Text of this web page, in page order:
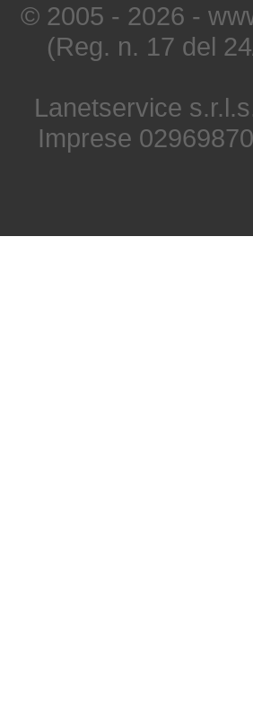
© 2005 - 2026 -
(Reg. n. 17 del
Lanetservice
Imprese